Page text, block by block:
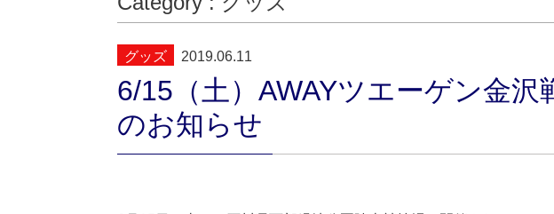
グッズ 2019.06.11
6/15（土）AWAYツエーゲン金沢
のお知らせ